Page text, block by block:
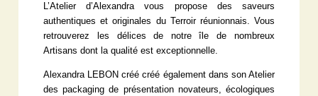
L’Atelier d’Alexandra vous propose des saveurs
authentiques et originales du Terroir réunionnais. Vous
retrouverez les délices de notre île de nombreux
Artisans dont la qualité est exceptionnelle.
Alexandra LEBON créé créé également dans son Atelier
des packaging de présentation novateurs, écologiques